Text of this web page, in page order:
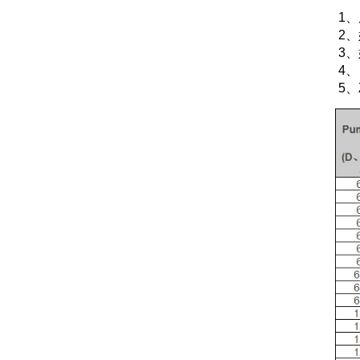
1
2
3
4
5